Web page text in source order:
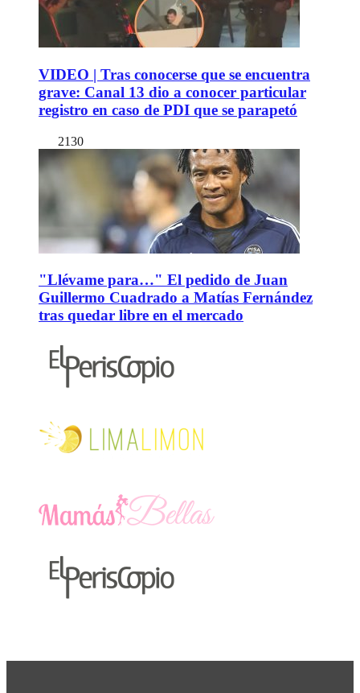
VIDEO | Tras conocerse que se encuentra
grave: Canal 13 dio a conocer particular
registro en caso de PDI que se parapetó
2130
"Llévame para…" El pedido de Juan
Guillermo Cuadrado a Matías Fernández
tras quedar libre en el mercado